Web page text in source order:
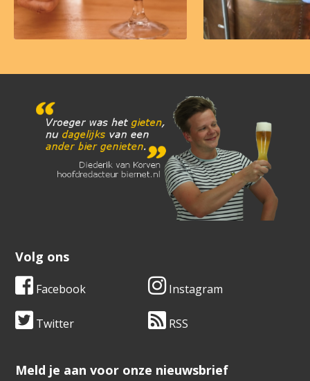
Volg ons
Facebook Instagram
Twitter RSS
​​​​​​​Meld je aan voor onze nieuwsbrief